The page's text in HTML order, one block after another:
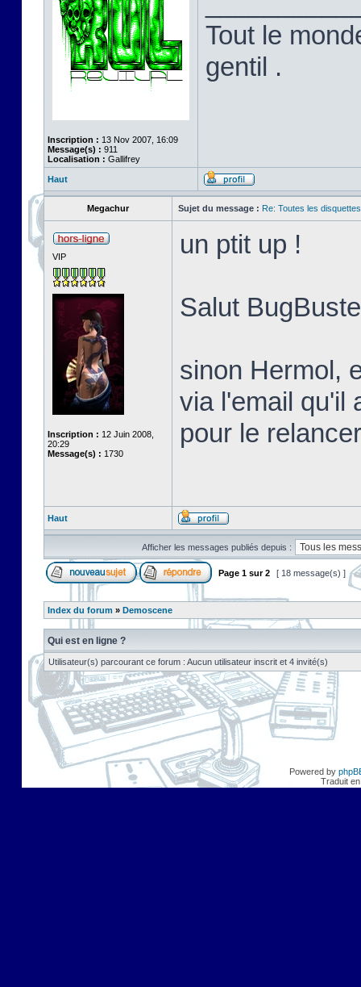
Inscription : 13 Nov 2007, 16:09
Message(s) : 911
Localisation : Gallifrey
Tout le
gentil .
Haut
Megachur Sujet du message : Re: Toutes les
VIP
Inscription : 12 Juin 2008,
20:29
Message(s) : 1730
un ptit up !
Salut
sinon Hermol,
via l'email qu'il
pour le
Haut
Afficher les messages publiés depuis :
Page 1 sur2 [ 18 message(s) ]
Index du forum » Demoscene
Qui est en ligne ?
Utilisateur(s) parcourant ce forum : Aucun utilisateur inscrit et 4 invité(s)
Powered by
Traduit